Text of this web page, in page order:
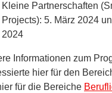
Kleine Partnerschaften
Projects): 5. März 2024
2024
Informationen zum
hier für den
für die Bereiche